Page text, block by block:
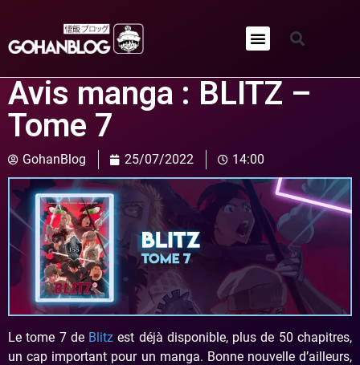
Avis manga : BLITZ –
Tome 7
GohanBlog 25/07/2022 14:00
Le tome 7 de Blitz est déjà disponible, plus de 50 chapitres,
un cap important pour un manga. Bonne nouvelle d’ailleurs,